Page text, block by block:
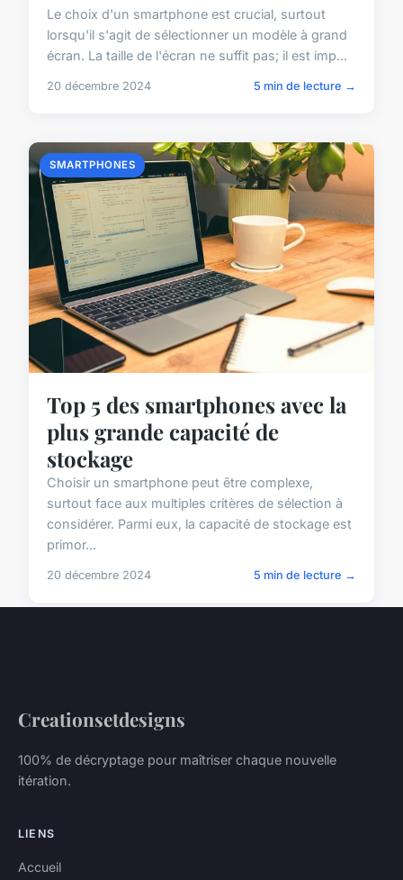
Le choix d'un smartphone est crucial, surtout
lorsqu'il s'agit de sélectionner un modèle à grand
écran. La taille de l'écran ne suffit pas; il est imp...
20 décembre 2024 5 min de lecture →
SMARTPHONES
Top 5 des smartphones avec la
plus grande capacité de
stockage
Choisir un smartphone peut être complexe,
surtout face aux multiples critères de sélection à
considérer. Parmi eux, la capacité de stockage est
primor...
20 décembre 2024 5 min de lecture →
Creationsetdesigns
100% de décryptage pour maîtriser chaque nouvelle
itération.
LIENS
Accueil